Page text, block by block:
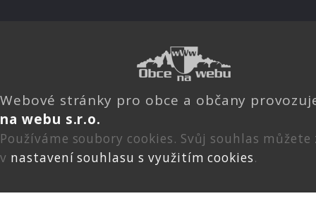
Webové stránky pro obce a občany
na webu s.r.o.
Používáme soubory cookies. Svůj souhlas
v nastavení souhlasu s využitím cookies.